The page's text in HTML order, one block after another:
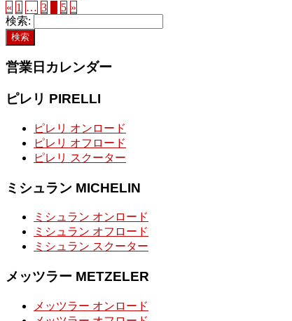
« 1 … 3 5 »
検索:
営業日カレンダー
ピレリ PIRELLI
ピレリ オンロード
ピレリ オフロード
ピレリ スクーター
ミシュラン MICHELIN
ミシュラン オンロード
ミシュラン オフロード
ミシュラン スクーター
メッツラー METZELER
メッツラー オンロード